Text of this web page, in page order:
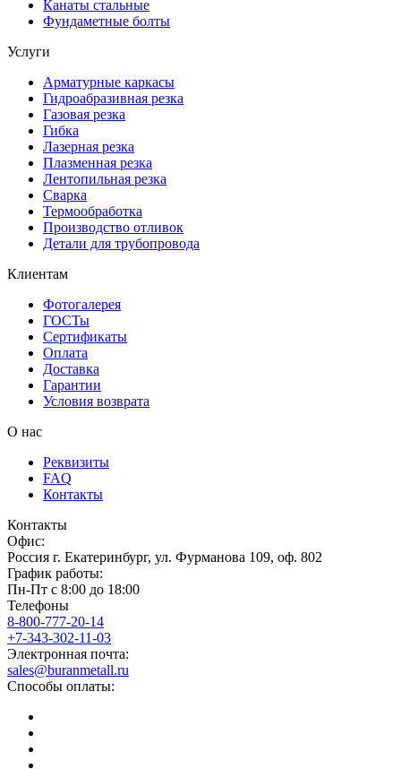
Канаты стальные
Фундаметные болты
Услуги
Арматурные каркасы
Гидроабразивная резка
Газовая резка
Гибка
Лазерная резка
Плазменная резка
Лентопильная резка
Сварка
Термообработка
Производство отливок
Детали для трубопровода
Клиентам
Фотогалерея
ГОСТы
Сертификаты
Оплата
Доставка
Гарантии
Условия возврата
О нас
Реквизиты
FAQ
Контакты
Контакты
Офис:
Россия г. Екатеринбург, ул. Фурманова 109, оф. 802
График работы:
Пн-Пт с 8:00 до 18:00
Телефоны
8-800-777-20-14
+7-343-302-11-03
Электронная почта:
sales@buranmetall.ru
Способы оплаты: